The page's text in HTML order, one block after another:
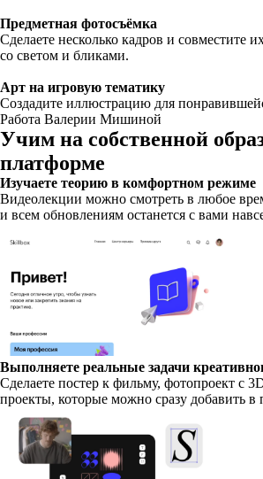
Предметная фотосъёмка
Сделаете несколько кадров и совместите
со светом и бликами.
Арт на игровую тематику
Создадите иллюстрацию для
Работа Валерии Мишиной
Учим на собственной
платформе
Изучаете теорию в комфортном режиме
Видеолекции можно смотреть в любое
и всем обновлениям останется с вами
Выполняете реальные задачи
Сделаете постер к фильму, фотопроект с
проекты, которые можно сразу добавить в